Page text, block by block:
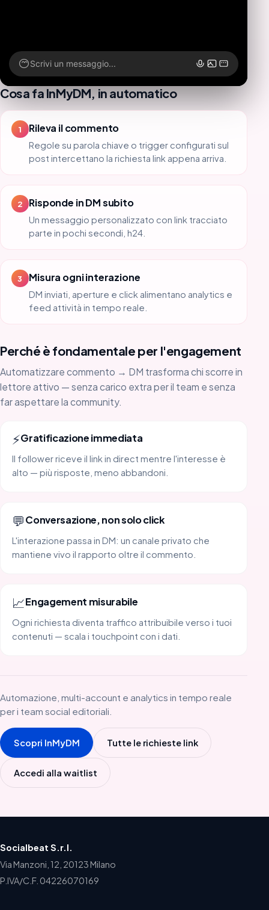
Scrivi un messaggio...
Cosa fa InMyDM, in automatico
1 Rileva il commento
Regole su parola chiave o trigger configurati sul
post intercettano la richiesta link appena arriva.
2 Risponde in DM subito
Un messaggio personalizzato con link tracciato
parte in pochi secondi, h24.
3 Misura ogni interazione
DM inviati, aperture e click alimentano analytics e
feed attività in tempo reale.
Perché è fondamentale per l'engagement
Automatizzare commento → DM trasforma chi scorre in
lettore attivo — senza carico extra per il team e senza
far aspettare la community.
⚡Gratificazione immediata
Il follower riceve il link in direct mentre l'interesse è
alto — più risposte, meno abbandoni.
💬Conversazione, non solo click
L'interazione passa in DM: un canale privato che
mantiene vivo il rapporto oltre il commento.
📈Engagement misurabile
Ogni richiesta diventa traffico attribuibile verso i tuoi
contenuti — scala i touchpoint con i dati.
Automazione, multi-account e analytics in tempo reale
per i team social editoriali.
Scopri InMyDM Tutte le richieste link
Accedi alla waitlist
Socialbeat S.r.l.
Via Manzoni, 12, 20123 Milano
P.IVA/C.F. 04226070169